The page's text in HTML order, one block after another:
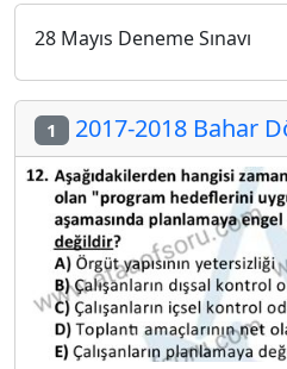
28 Mayıs Deneme Sınavı
1 2017-2018 Bahar